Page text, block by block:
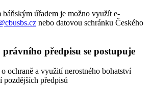
úřadem je možno využít e-
nebo datovou schránku Českého
právního předpisu se postupuje
ochraně a využití nerostného bohatství
pozdějších předpisů